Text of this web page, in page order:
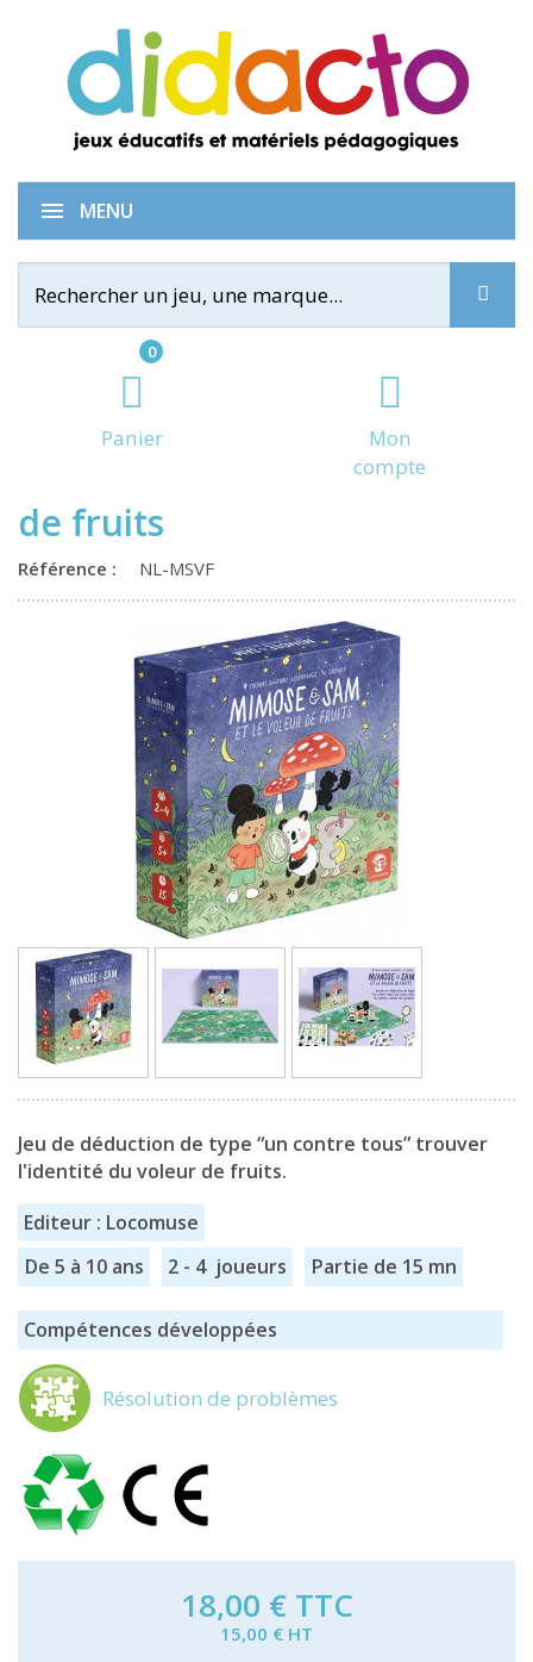
0
Panier
Mon
compte
MENU
Mimose & Sam et le voleur
de fruits
Référence : NL-MSVF
Jeu de déduction de type “un contre tous” trouver
l'identité du voleur de fruits.
Editeur : Locomuse
De 5 à 10 ans
2 - 4 joueurs Partie de 15 mn
Compétences développées
Résolution de problèmes
18,00 € TTC
15,00 € HT